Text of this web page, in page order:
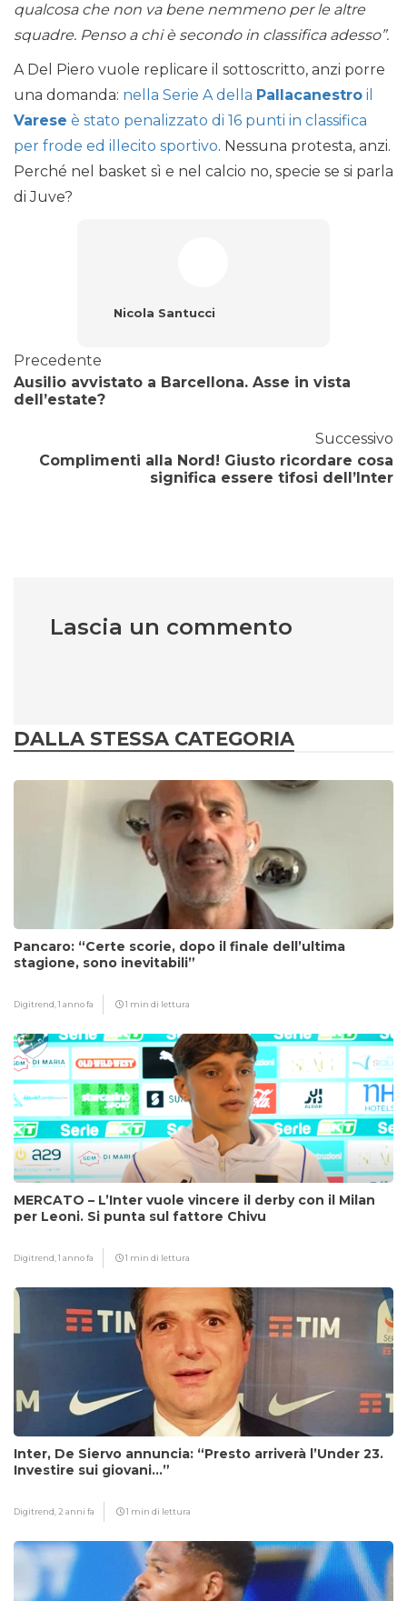
qualcosa che non va bene nemmeno per le altre
squadre. Penso a chi è secondo in classifica adesso”.
A Del Piero vuole replicare il sottoscritto, anzi porre
una domanda: nella Serie A della Pallacanestro il
Varese è stato penalizzato di 16 punti in classifica
per frode ed illecito sportivo. Nessuna protesta, anzi.
Perché nel basket sì e nel calcio no, specie se si parla
di Juve?
Nicola Santucci
Precedente
Ausilio avvistato a Barcellona. Asse in vista
dell’estate?
Successivo
Complimenti alla Nord! Giusto ricordare cosa
significa essere tifosi dell’Inter
Lascia un commento
DALLA STESSA CATEGORIA
Pancaro: “Certe scorie, dopo il finale dell’ultima
stagione, sono inevitabili”
Digitrend,1 anno fa 1 min di lettura
MERCATO – L’Inter vuole vincere il derby con il Milan
per Leoni. Si punta sul fattore Chivu
Digitrend,1 anno fa 1 min di lettura
Inter, De Siervo annuncia: “Presto arriverà l’Under 23.
Investire sui giovani…”
Digitrend, 2 anni fa 1 min di lettura